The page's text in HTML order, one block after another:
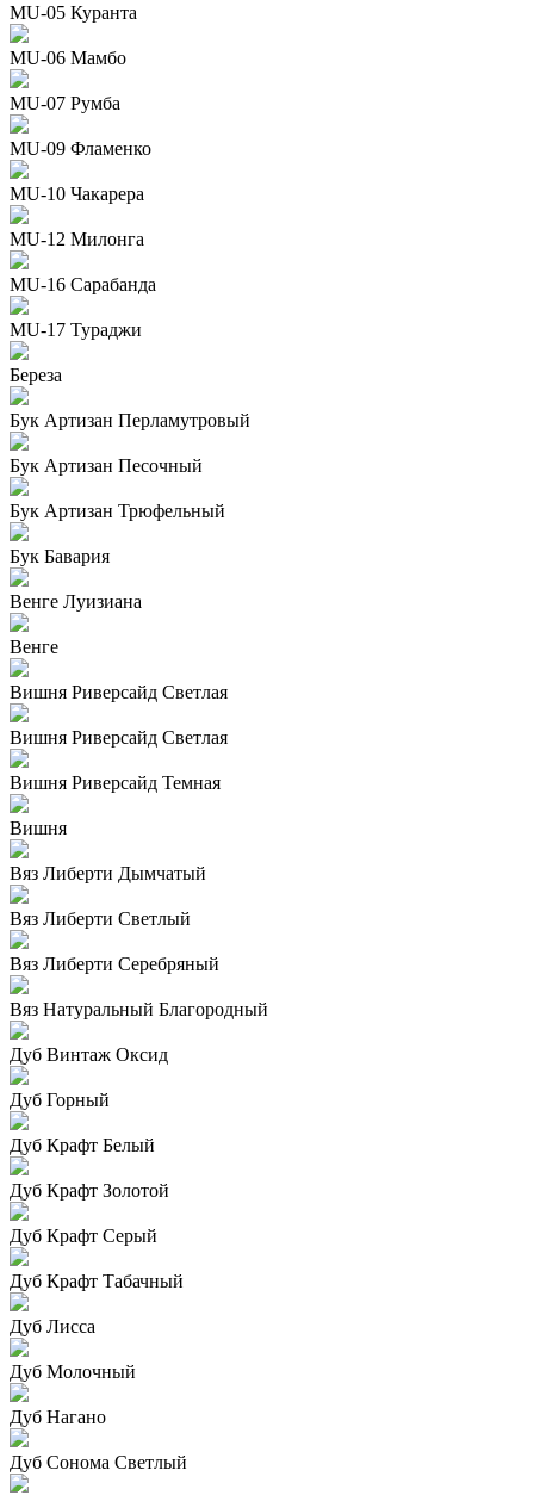
MU-05 Куранта
MU-06 Мамбо
MU-07 Румба
MU-09 Фламенко
MU-10 Чакарера
MU-12 Милонга
MU-16 Сарабанда
MU-17 Тураджи
Береза
Бук Артизан Перламутровый
Бук Артизан Песочный
Бук Артизан Трюфельный
Бук Бавария
Венге Луизиана
Венге
Вишня Риверсайд Светлая
Вишня Риверсайд Светлая
Вишня Риверсайд Темная
Вишня
Вяз Либерти Дымчатый
Вяз Либерти Светлый
Вяз Либерти Серебряный
Вяз Натуральный Благородный
Дуб Винтаж Оксид
Дуб Горный
Дуб Крафт Белый
Дуб Крафт Золотой
Дуб Крафт Серый
Дуб Крафт Табачный
Дуб Лисса
Дуб Молочный
Дуб Нагано
Дуб Сонома Светлый